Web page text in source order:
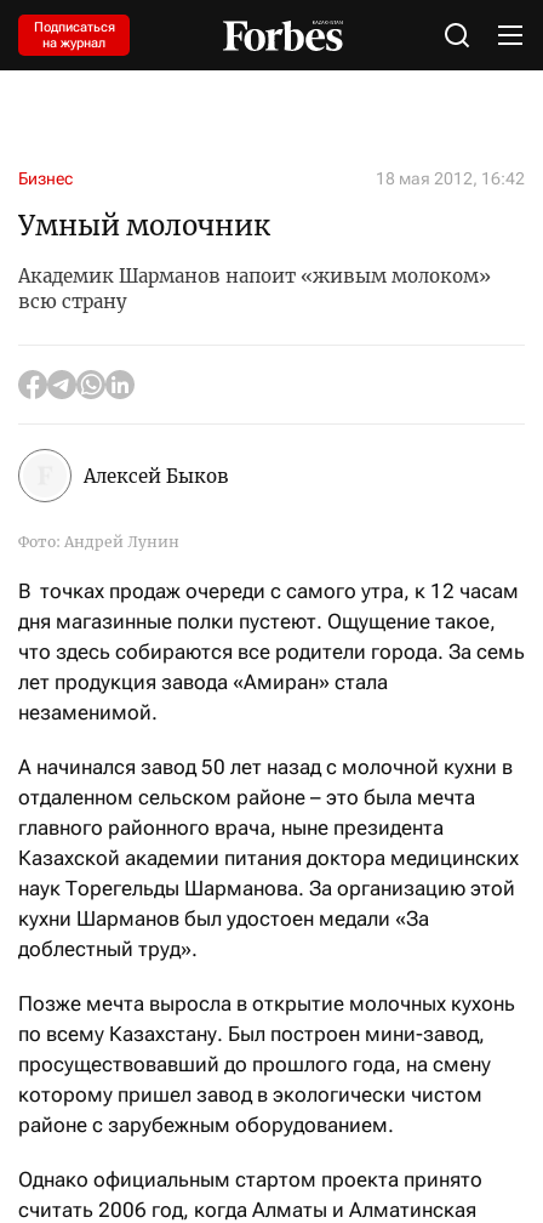
Подписаться
на журнал
Бизнес 18 мая 2012, 16:42
Умный молочник
Академик Шарманов напоит «живым молоком»
всю страну
Алексей Быков
Фото: Андрей Лунин
В точках продаж очереди с самого утра, к 12 часам
дня магазинные полки пустеют. Ощущение такое,
что здесь собираются все родители города. За семь
лет продукция завода «Амиран» стала
незаменимой.
А начинался завод 50 лет назад с молочной кухни в
отдаленном сельском районе – это была мечта
главного районного врача, ныне президента
Казахской академии питания доктора медицинских
наук Торегельды Шарманова. За организацию этой
кухни Шарманов был удостоен медали «За
доблестный труд».
Позже мечта выросла в открытие молочных кухонь
по всему Казахстану. Был построен мини-завод,
просуществовавший до прошлого года, на смену
которому пришел завод в экологически чистом
районе с зарубежным оборудованием.
Однако официальным стартом проекта принято
считать 2006 год, когда Алматы и Алматинская